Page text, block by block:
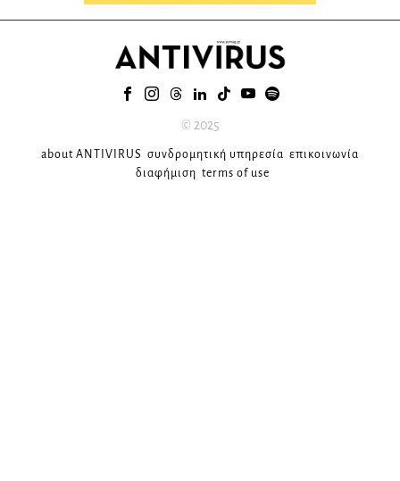
© 2025
about ANTIVIRUS συνδρομητική υπηρεσία επικοινωνία
διαφήμιση terms of use